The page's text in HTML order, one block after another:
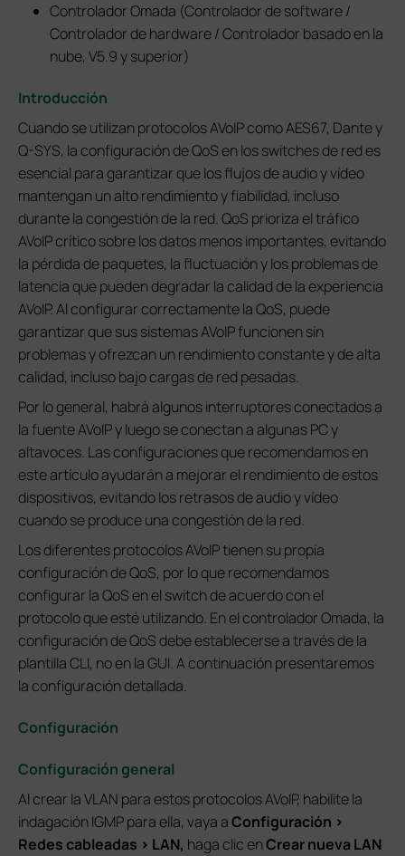
Controlador Omada (Controlador de software /
Controlador de hardware / Controlador basado en la
nube, V5.9 y superior)
Introducción
Cuando se utilizan protocolos AVoIP como AES67, Dante y
Q-SYS, la configuración de QoS en los switches de red es
esencial para garantizar que los flujos de audio y vídeo
mantengan un alto rendimiento y fiabilidad, incluso
durante la congestión de la red. QoS prioriza el tráfico
AVoIP crítico sobre los datos menos importantes, evitando
la pérdida de paquetes, la fluctuación y los problemas de
latencia que pueden degradar la calidad de la experiencia
AVoIP. Al configurar correctamente la QoS, puede
garantizar que sus sistemas AVoIP funcionen sin
problemas y ofrezcan un rendimiento constante y de alta
calidad, incluso bajo cargas de red pesadas.
Por lo general, habrá algunos interruptores conectados a
la fuente AVoIP y luego se conectan a algunas PC y
altavoces. Las configuraciones que recomendamos en
este artículo ayudarán a mejorar el rendimiento de estos
dispositivos, evitando los retrasos de audio y vídeo
cuando se produce una congestión de la red.
Los diferentes protocolos AVoIP tienen su propia
configuración de QoS, por lo que recomendamos
configurar la QoS en el switch de acuerdo con el
protocolo que esté utilizando. En el controlador Omada, la
configuración de QoS debe establecerse a través de la
plantilla CLI, no en la GUI. A continuación presentaremos
la configuración detallada.
Configuración
Configuración general
Al crear la VLAN para estos protocolos AVoIP, habilite la
indagación IGMP para ella, vaya aConfiguración >
Redes cableadas > LAN, haga clic enCrear nueva LAN